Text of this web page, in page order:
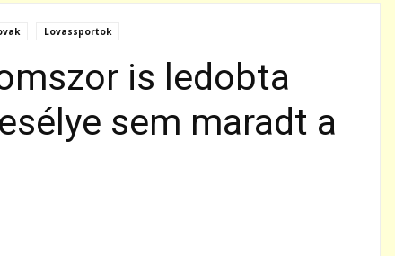
Lovassportok
is ledobta
sem maradt a